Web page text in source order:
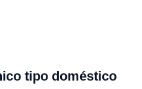
tipo doméstico